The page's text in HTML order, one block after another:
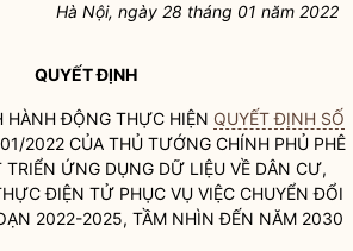
Hà Nội, ngày 28 tháng 01 năm 2022
QUYẾT ĐỊNH
HÀNH ĐỘNG THỰC HIỆN QUYẾT ĐỊNH SỐ
2022 CỦA THỦ TƯỚNG CHÍNH PHỦ PHÊ
TRIỂN ỨNG DỤNG DỮ LIỆU VỀ DÂN CƯ,
ĐIỆN TỬ PHỤC VỤ VIỆC CHUYỂN ĐỔI
2022-2025, TẦM NHÌN ĐẾN NĂM 2030